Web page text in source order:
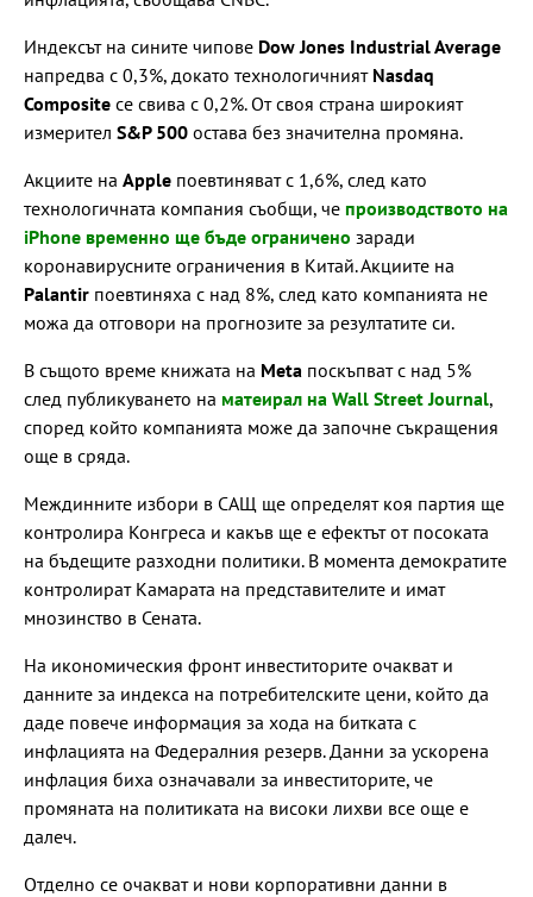
Индексът на сините чипове Dow Jones Industrial Average
напредва с 0,3%, докато технологичният Nasdaq
Composite се свива с 0,2%. От своя страна широкият
измерител S&P 500 остава без значителна промяна.
Акциите на Apple поевтиняват с 1,6%, след като
технологичната компания съобщи, че производството на
iPhone временно ще бъде ограничено заради
коронавирусните ограничения в Китай. Акциите на
Palantir поевтиняха с над 8%, след като компанията не
можа да отговори на прогнозите за резултатите си.
В същото време книжата на Meta поскъпват с над 5%
след публикуването на матеирал на Wall Street Journal,
според който компанията може да започне съкращения
още в сряда.
Междинните избори в САЩ ще определят коя партия ще
контролира Конгреса и какъв ще е ефектът от посоката
на бъдещите разходни политики. В момента демократите
контролират Камарата на представителите и имат
мнозинство в Сената.
На икономическия фронт инвеститорите очакват и
данните за индекса на потребителските цени, който да
даде повече информация за хода на битката с
инфлацията на Федералния резерв. Данни за ускорена
инфлация биха означавали за инвеститорите, че
промяната на политиката на високи лихви все още е
далеч.
Отделно се очакват и нови корпоративни данни в